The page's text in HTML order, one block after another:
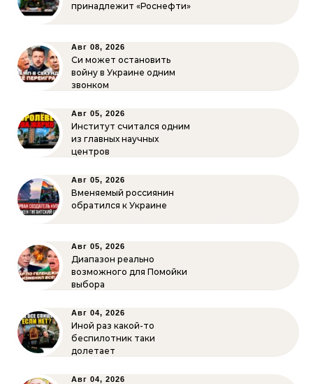
принадлежит «Роснефти»
Авг 08, 2026
Си может остановить
войну в Украине одним
звонком
Авг 05, 2026
Институт считался одним
из главных научных
центров
Авг 05, 2026
Вменяемый россиянин
обратился к Украине
Авг 05, 2026
Диапазон реально
возможного для Помойки
выбора
Авг 04, 2026
Иной раз какой-то
беспилотник таки
долетает
Авг 04, 2026